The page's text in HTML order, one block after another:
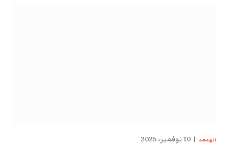
الهدهد 10 نوفمبر، 2025